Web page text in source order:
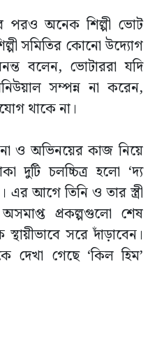
পরও অনেক শিল্পী ভোট
সমিতির কোনো উদ্যোগ
বলেন, ভোটাররা যদি
সম্পন্ন না করেন,
থাকে না।
ও অভিনয়ের কাজ নিয়ে
দুটি চলচ্চিত্র হলো ‘দ্য
এর আগে তিনি ও তার স্ত্রী
অসমাপ্ত প্রকল্পগুলো শেষ
সরে দাঁড়াবেন।
দেখা গেছে ‘কিল হিম’